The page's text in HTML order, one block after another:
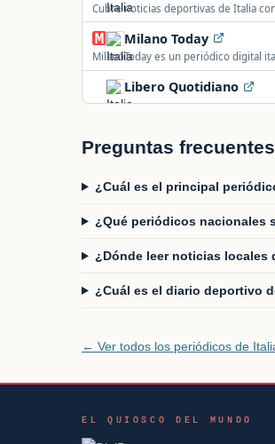
Cubre noticias deportivas de Italia
baloncesto, F1 y tenis.
Milano Today
MilanoToday es un periódico digital
Milán.
Libero Quotidiano
Preguntas frecuentes
¿Cuál es el principal
¿Qué periódicos nacionales
¿Dónde leer noticias locales
¿Cuál es el diario deportivo
← Ver todos los periódicos de
EL QUIOSCO DEL MUNDO